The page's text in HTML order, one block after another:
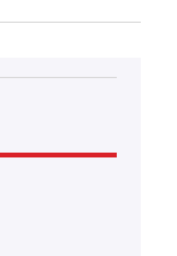
Beogradu.
posebnih